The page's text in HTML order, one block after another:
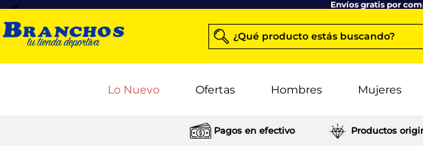
Envíos gratis por
¿Qué producto estás buscando?
Lo Nuevo Ofertas Hombres Mujeres
Pagos en efectivo Productos